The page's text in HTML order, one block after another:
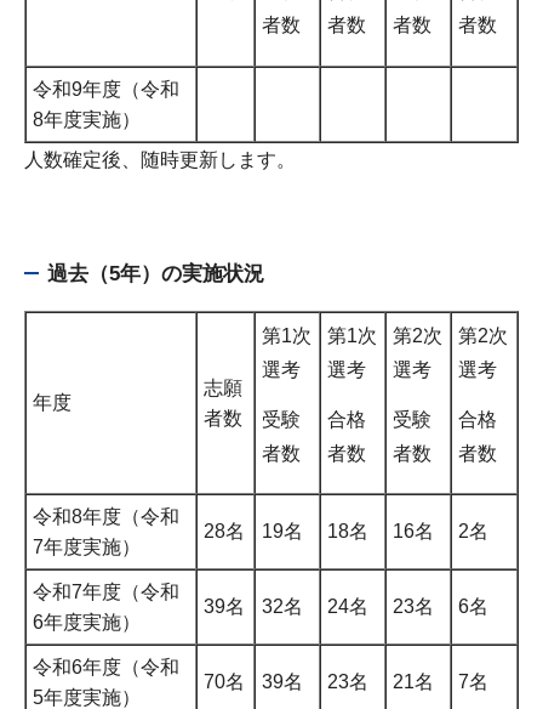
者数
者数
者数
者数
令和9年度（令和
8年度実施）
人数確定後、随時更新します。
過去（5年）の実施状況
年度
志願
者数
第1次
選考
受験
者数
第1次
選考
合格
者数
第2次
選考
受験
者数
第2次
選考
合格
者数
令和8年度（令和
7年度実施）
28名 19名 18名 16名 2名
令和7年度（令和
6年度実施）
39名 32名 24名 23名 6名
令和6年度（令和
5年度実施）
70名 39名 23名 21名 7名